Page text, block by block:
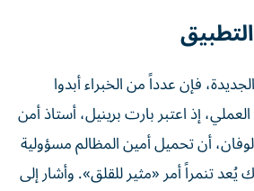
فإن عدداً من الخبراء أبدوا
إذ اعتبر بارت برينيل، أستاذ أمن
أن تحميل أمين المظالم مسؤولية
يُعد تنمراً أمر «مثير للقلق». وأشار إلى